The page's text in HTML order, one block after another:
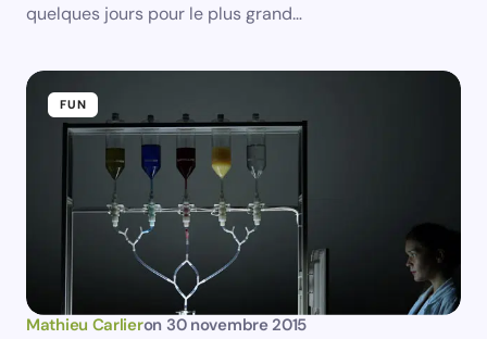
quelques jours pour le plus grand…
FUN
Mathieu Carlieron 30 novembre 2015